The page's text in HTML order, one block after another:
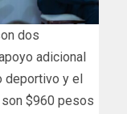
dos
adicional
deportivo y el
$960 pesos